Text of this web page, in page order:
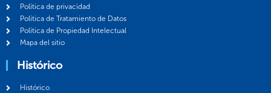
Política de privacidad
Política de Tratamiento de Datos
Política de Propiedad Intelectual
Mapa del sitio
Histórico
Histórico